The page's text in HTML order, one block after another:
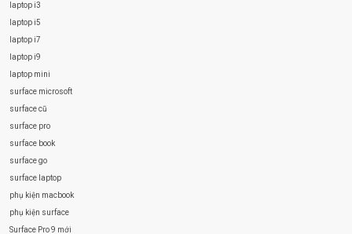
laptop i3
laptop i5
laptop i7
laptop i9
laptop mini
surface microsoft
surface cũ
surface pro
surface book
surface go
surface laptop
phụ kiện macbook
phụ kiện surface
Surface Pro 9 mới